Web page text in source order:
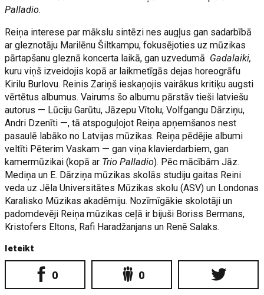
Palladio.
Reiņa interese par mākslu sintēzi nes augļus gan sadarbībā
ar gleznotāju Marilēnu Šiltkampu, fokusējoties uz mūzikas
pārtapšanu gleznā koncerta laikā, gan uzvedumā Gadalaiki,
kuru viņš izveidojis kopā ar laikmetīgās dejas horeogrāfu
Kirilu Burlovu. Reinis Zariņš ieskaņojis vairākus kritiķu augsti
vērtētus albumus. Vairums šo albumu pārstāv tieši latviešu
autorus — Lūciju Garūtu, Jāzepu Vītolu, Volfgangu Dārziņu,
Andri Dzenīti —, tā atspoguļojot Reiņa apņemšanos nest
pasaulē labāko no Latvijas mūzikas. Reiņa pēdējie albumi
veltīti Pēterim Vaskam — gan viņa klavierdarbiem, gan
kamermūzikai (kopā ar Trio Palladio). Pēc mācībām Jāz.
Mediņa un E. Dārziņa mūzikas skolās studiju gaitas Reini
veda uz Jēla Universitātes Mūzikas skolu (ASV) un Londonas
Karalisko Mūzikas akadēmiju. Nozīmīgākie skolotāji un
padomdevēji Reiņa mūzikas ceļā ir bijuši Boriss Bermans,
Kristofers Eltons, Rafi Haradžanjans un Renē Salaks.
Ieteikt
0 0